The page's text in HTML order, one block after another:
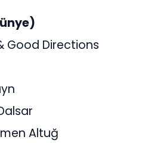
Good Directions
Altuğ